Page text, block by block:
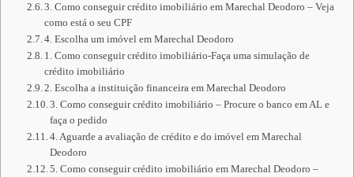
3. Como conseguir crédito imobiliário em Marechal Deodoro – Veja
como está o seu CPF
4. Escolha um imóvel em Marechal Deodoro
1. Como conseguir crédito imobiliário-Faça uma simulação de
crédito imobiliário
2. Escolha a instituição financeira em Marechal Deodoro
3. Como conseguir crédito imobiliário – Procure o banco em AL e
faça o pedido
4. Aguarde a avaliação de crédito e do imóvel em Marechal
Deodoro
5. Como conseguir crédito imobiliário em Marechal Deodoro –